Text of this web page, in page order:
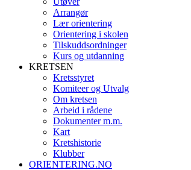
Arrangør
Lær orientering
Orientering i skolen
Tilskuddsordninger
Kurs og utdanning
KRETSEN
Kretsstyret
Komiteer og Utvalg
Om kretsen
Arbeid i rådene
Dokumenter m.m.
Kart
Kretshistorie
Klubber
ORIENTERING.NO